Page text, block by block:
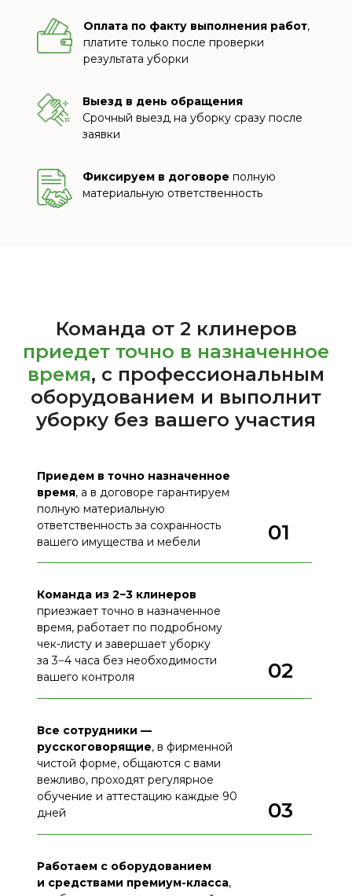
Выезд в день обращения
Срочный выезд на уборку сразу после
заявки
Фиксируем в договоре полную
материальную ответственность
Оплата по факту выполнения работ,
платите только после проверки
результата уборки
Команда от 2 клинеров
приедет точно в назначенное
время, с профессиональным
оборудованием и выполнит
уборку без вашего участия
01
Приедем в точно назначенное
время, а в договоре гарантируем
полную материальную
ответственность за сохранность
вашего имущества и мебели
02
Команда из 2−3 клинеров
приезжает точно в назначенное
время, работает по подробному
чек-листу и завершает уборку
за 3−4 часа без необходимости
вашего контроля
03
Все сотрудники —
русскоговорящие, в фирменной
чистой форме, общаются с вами
вежливо, проходят регулярное
обучение и аттестацию каждые 90
дней
Работаем с оборудованием
и средствами премиум-класса,